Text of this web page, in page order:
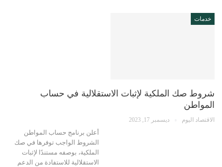
خدمات
شروط صك الملكية لإثبات الاستقلالية في حساب
المواطن
الاقتصاد اليوم ديسمبر 17, 2023
أعلن برنامج حساب المواطن
الشروط الواجب توفرها في صك
الملكية، بوصفه مستندًا لإثبات
الاستقلالية للاستفادة من الدعم